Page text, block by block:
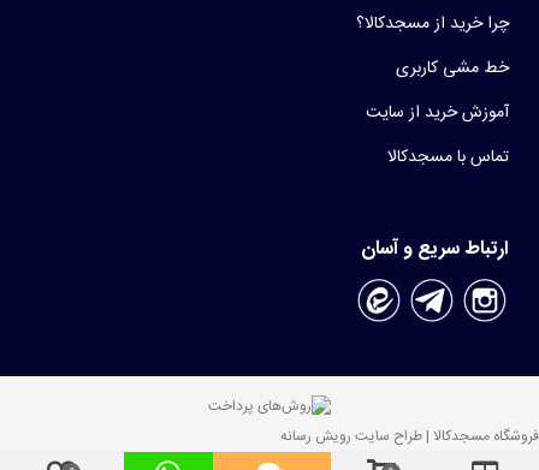
چرا خرید از مسجدکالا؟
خط مشی کاربری
آموزش خرید از سایت
تماس با مسجدکالا
ارتباط سریع و آسان
فروشگاه مسجدکالا | طراح سایت رویش رسانه